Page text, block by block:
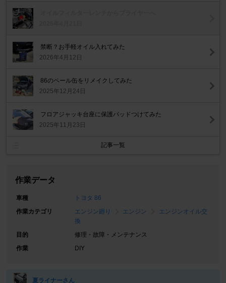
禁断？お手軽オイル入れてみた
2026年4月12日
86のペール缶をリメイクしてみた
2025年12月24日
フロアジャッキ台座に保護パッドつけてみた
2025年11月23日
記事一覧
作業データ
車種
トヨタ 86
作業カテゴリ
エンジン廻り エンジン
エンジンオイル交
換
目的
修理・故障・メンテナンス
作業
DIY
夏ライナーさん